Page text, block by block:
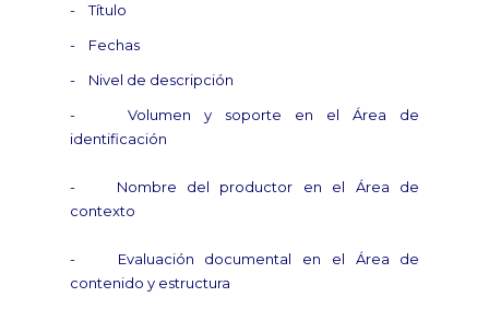
- Título
- Fechas
- Nivel de descripción
- Volumen y soporte en el Área de
identificación
- Nombre del productor en el Área de
contexto
- Evaluación documental en el Área de
contenido y estructura